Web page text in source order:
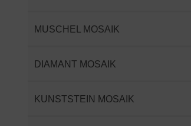
MUSCHEL MOSAIK
DIAMANT MOSAIK
KUNSTSTEIN MOSAIK